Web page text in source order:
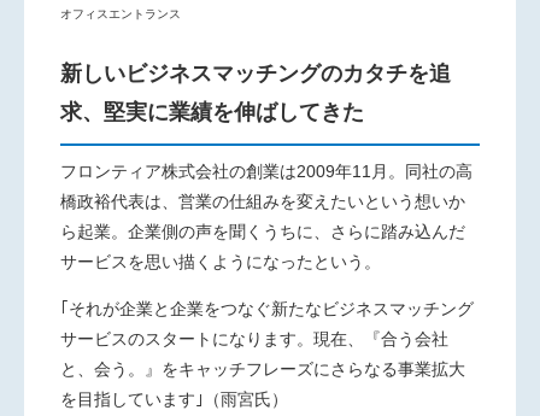
オフィスエントランス
新しいビジネスマッチングのカタチを追
求、堅実に業績を伸ばしてきた
フロンティア株式会社の創業は2009年11 月。同社の高
橋政裕代表は、営業の仕組みを変えたいという想いか
ら起業。企業側の声を聞くうちに、さらに踏み込んだ
サービスを思い描くようになったという。
｢それが企業と企業をつなぐ新たなビジネスマッチング
サービスのスタートになります。現在、『合う会社
と、会う。』をキャッチフレーズにさらなる事業拡大
を目指しています｣（雨宮氏）